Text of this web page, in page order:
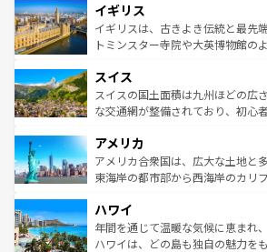
いる。シャンパンの発祥地である
香り高いラベンダー畑など、多彩
らに、パリ以外の地域にも魅力が
れる地方に足を運ぶとそれぞれで
きるだろう。 なお、新着のフ
を参照してほしい。
顔を持つこの国は、どこを歩いて
ルリンの文化的活気、バイエルン
してライン川沿いのワイン畑とい
は、お酒好きな人にはぜひ体験してほしい。
ドイツ情報はコンテンツ一覧を参
イギリス
イギリスは、古きよき伝統と最先
トミンスター寺院や大英博物館の
リアごとに異なる魅力がある。ま
ティー、ビール好きにはたまらな
戦など、本場だからこそできる体
ンツ一覧を参照してほしい。
スイス
スイスの国土面積は九州ほどの広
な交通網が整備されており、初心
の建物がそのまま残る町や、スイ
博物館もあり、アルプス観光だけ
ことができる。国民の所得が高い
ば市内交通費無料で観光を楽しむことも
着のスイス情報はコンテンツ一覧
アメリカ
アメリカ合衆国は、広大な土地と
東海岸の都市部から西海岸のカリ
のような巨大都市は、観光、ショ
ンメントが詰まった刺激的なスポ
西部には大自然が広がり、グラン
ハワイ
年間を通じて温暖な気候に恵まれ
ハワイは、どの島も独自の魅力を